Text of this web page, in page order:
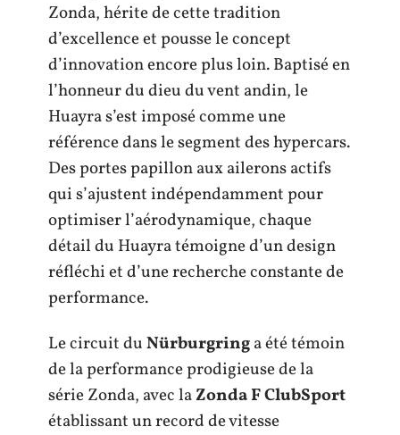
Zonda, hérite de cette tradition
d’excellence et pousse le concept
d’innovation encore plus loin. Baptisé en
l’honneur du dieu du vent andin, le
Huayra s’est imposé comme une
référence dans le segment des hypercars.
Des portes papillon aux ailerons actifs
qui s’ajustent indépendamment pour
optimiser l’aérodynamique, chaque
détail du Huayra témoigne d’un design
réfléchi et d’une recherche constante de
performance.
Le circuit duNürburgringa été témoin
de la performance prodigieuse de la
série Zonda, avec laZonda F ClubSport
établissant un record de vitesse